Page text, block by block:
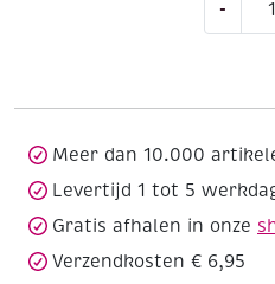
-
Krasfolie
paard
Meer dan 10.000
Levertijd 1 tot 5
Gratis afhalen in onze
Verzendkosten € 6,95